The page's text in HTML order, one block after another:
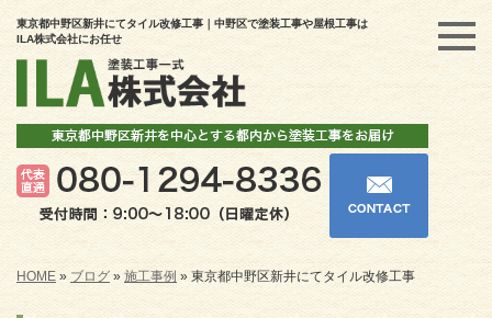
東京都中野区新井にてタイル改修工事｜中野区で塗装工事や屋根工事は
ILA株式会社にお任せ
HOME » ブログ » 施工事例 » 東京都中野区新井にてタイル改修工事